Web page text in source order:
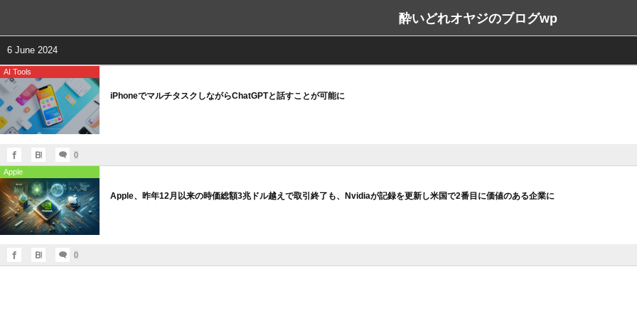
酔いどれオヤジのブログwp
6 June 2024
AI Tools
iPhoneでマルチタスクしながらChatGPTと話すことが可能に
0
Apple
Apple、昨年12月以来の時価総額3兆ドル越えで取引終了も、Nvidiaが記録を更新し米国で2番目に価値のある企業に
0